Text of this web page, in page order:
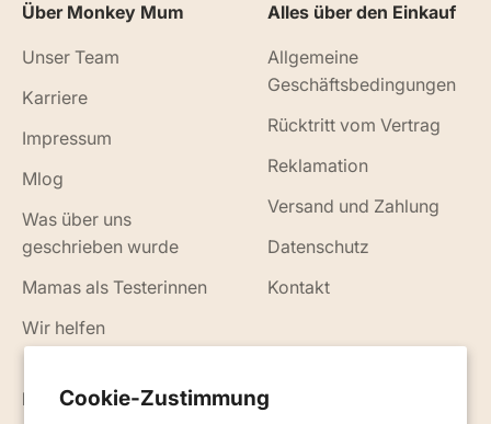
Cookie-Zustimmung
Über Monkey Mum
Unser Team
Karriere
Impressum
Mlog
Was über uns
geschrieben wurde
Mamas als Testerinnen
Wir helfen
Alles über den Einkauf
Allgemeine
Geschäftsbedingungen
Rücktritt vom Vertrag
Reklamation
Versand und Zahlung
Datenschutz
Kontakt
Neuigkeiten, Ratschläge und Tipps per E-Mail